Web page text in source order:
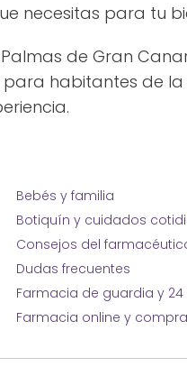
necesitas para tu
de Gran
habitantes de la
Bebés y familia
Botiquín y cuidados
Consejos del
Dudas frecuentes
Farmacia de guardia y 24
Farmacia online y